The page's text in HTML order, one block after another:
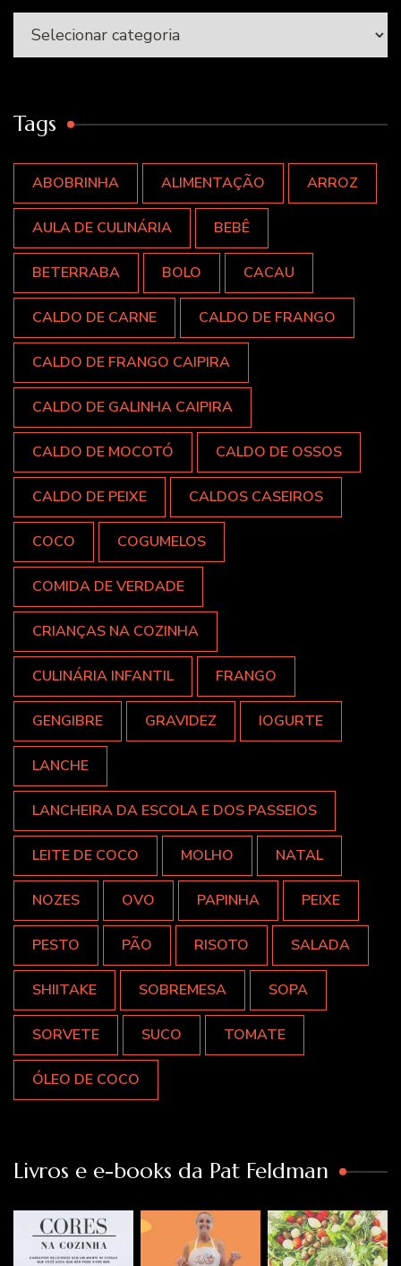
Categorias
Tags
ABOBRINHA ALIMENTAÇÃO ARROZ
AULA DE CULINÁRIA BEBÊ
BETERRABA BOLO CACAU
CALDO DE CARNE CALDO DE FRANGO
CALDO DE FRANGO CAIPIRA
CALDO DE GALINHA CAIPIRA
CALDO DE MOCOTÓ CALDO DE OSSOS
CALDO DE PEIXE CALDOS CASEIROS
COCO COGUMELOS
COMIDA DE VERDADE
CRIANÇAS NA COZINHA
CULINÁRIA INFANTIL FRANGO
GENGIBRE GRAVIDEZ IOGURTE
LANCHE
LANCHEIRA DA ESCOLA E DOS PASSEIOS
LEITE DE COCO MOLHO NATAL
NOZES OVO PAPINHA PEIXE
PESTO PÃO RISOTO SALADA
SHIITAKE SOBREMESA SOPA
SORVETE SUCO TOMATE
ÓLEO DE COCO
Livros e e-books da Pat Feldman